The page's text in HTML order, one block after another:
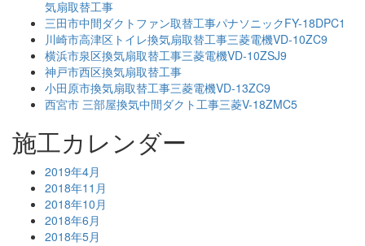
気扇取替工事
三田市中間ダクトファン取替工事パナソニックFY-18DPC1
川崎市高津区トイレ換気扇取替工事三菱電機VD-10ZC9
横浜市泉区換気扇取替工事三菱電機VD-10ZSJ9
神戸市西区換気扇取替工事
小田原市換気扇取替工事三菱電機VD-13ZC9
西宮市 三部屋換気中間ダクト工事三菱V-18ZMC5
施工カレンダー
2019年4月
2018年11月
2018年10月
2018年6月
2018年5月